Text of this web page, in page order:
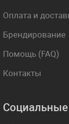
Оплата и
Брендирование
Помощь (FAQ)
Контакты
Социальные